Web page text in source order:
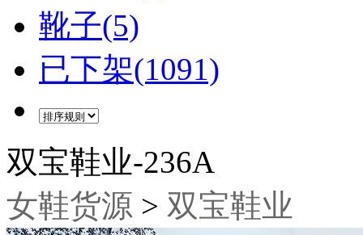
靴子(5)
已下架(1091)
双宝鞋业-236A
女鞋货源 > 双宝鞋业